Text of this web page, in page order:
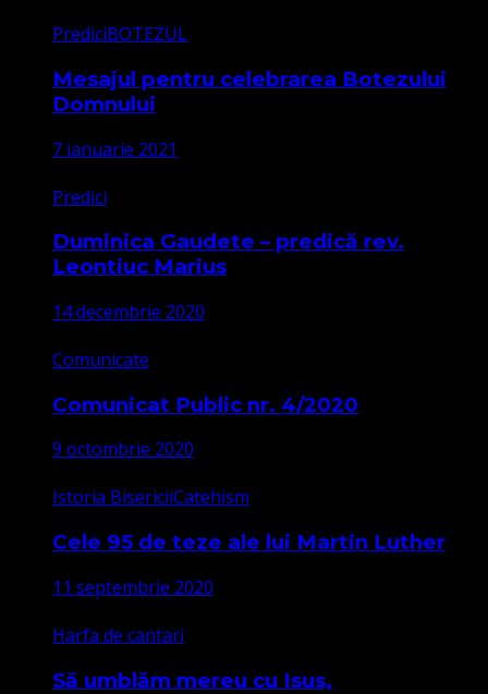
PrediciBOTEZUL
Mesajul pentru celebrarea Botezului
Domnului
7 ianuarie 2021
Predici
Duminica Gaudete – predică rev.
Leontiuc Marius
14 decembrie 2020
Comunicate
Comunicat Public nr. 4/2020
9 octombrie 2020
Istoria BisericiiCatehism
Cele 95 de teze ale lui Martin Luther
11 septembrie 2020
Harfa de cantari
Să umblăm mereu cu Isus,